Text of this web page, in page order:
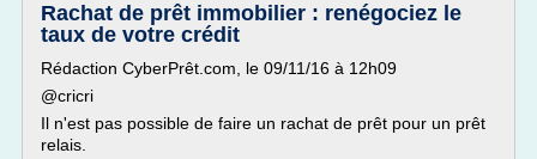
Rachat de prêt immobilier : renégociez le
taux de votre crédit
Rédaction CyberPrêt.com, le 09/11/16 à 12h09
@cricri
Il n'est pas possible de faire un rachat de prêt pour un prêt
relais.